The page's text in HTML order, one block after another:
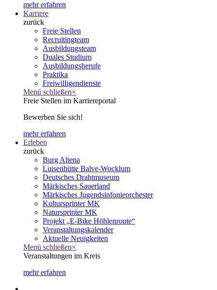
mehr erfahren
Karriere
zurück
Freie Stellen
Recruitingteam
Ausbildungsteam
Duales Studium
Ausbildungsberufe
Praktika
Freiwilligendienste
Menü schließen×
Freie Stellen im Karriereportal
Bewerben Sie sich!
mehr erfahren
Erleben
zurück
Burg Altena
Luisenhütte Balve-Wocklum
Deutsches Drahtmuseum
Märkisches Sauerland
Märkisches Jugendsinfonieorchester
Kultursprinter MK
Natursprinter MK
Projekt „E-Bike Höhlenroute“
Veranstaltungskalender
Aktuelle Neuigkeiten
Menü schließen×
Veranstaltungen im Kreis
mehr erfahren